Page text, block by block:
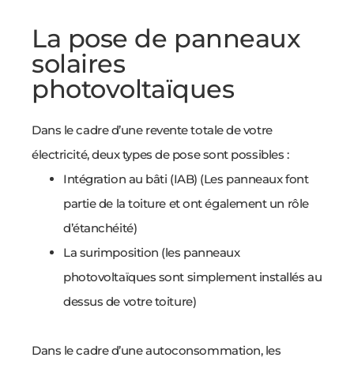
La pose de panneaux
solaires
photovoltaïques
Dans le cadre d’une revente totale de votre
électricité, deux types de pose sont possibles :
Intégration au bâti (IAB) (Les panneaux font
partie de la toiture et ont également un rôle
d’étanchéité)
La surimposition (les panneaux
photovoltaïques sont simplement installés au
dessus de votre toiture)
Dans le cadre d’une autoconsommation, les